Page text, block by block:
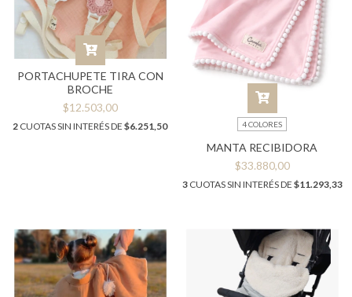
PORTACHUPETE TIRA CON
BROCHE
$12.503,00
2 CUOTAS SIN INTERÉS DE $6.251,50 4 COLORES
MANTA RECIBIDORA
$33.880,00
3CUOTAS SIN INTERÉS DE $11.293,33